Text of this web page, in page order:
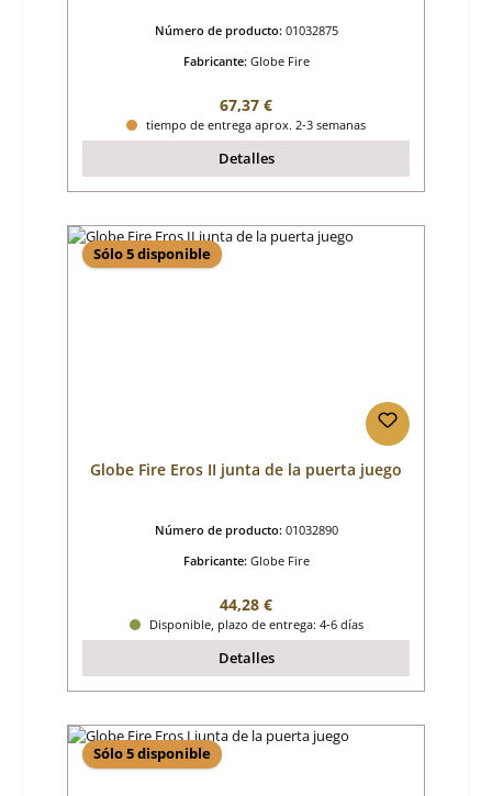
Número de producto: 01032875
Fabricante: Globe Fire
Precio normal:
67,37 €
tiempo de entrega aprox. 2-3 semanas
Detalles
Sólo 5 disponible
Globe Fire Eros II junta de la puerta juego
Número de producto: 01032890
Fabricante: Globe Fire
Precio normal:
44,28 €
Disponible, plazo de entrega: 4-6 días
Detalles
Sólo 5 disponible